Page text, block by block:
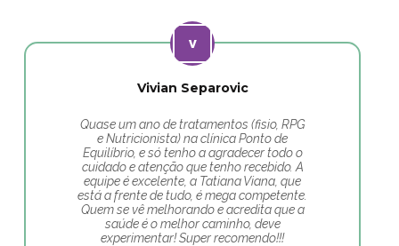
Vivian Separovic
Quase um ano de tratamentos (fisio, RPG
e Nutricionista) na clínica Ponto de
Equilíbrio, e só tenho a agradecer todo o
cuidado e atenção que tenho recebido. A
equipe é excelente, a Tatiana Viana, que
está a frente de tudo, é mega competente.
Quem se vê melhorando e acredita que a
saúde é o melhor caminho, deve
experimentar! Super recomendo!!!